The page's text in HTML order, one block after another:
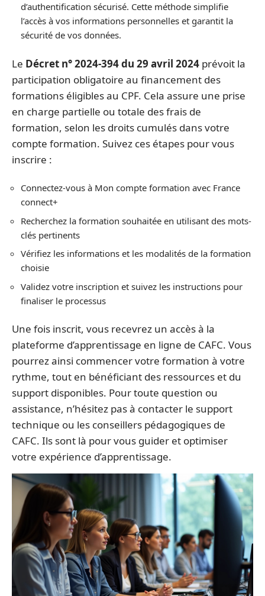
d’authentification sécurisé. Cette méthode simplifie
l’accès à vos informations personnelles et garantit la
sécurité de vos données.
Le Décret n° 2024-394 du 29 avril 2024 prévoit la
participation obligatoire au financement des
formations éligibles au CPF. Cela assure une prise
en charge partielle ou totale des frais de
formation, selon les droits cumulés dans votre
compte formation. Suivez ces étapes pour vous
inscrire :
Connectez-vous à Mon compte formation avec France
connect+
Recherchez la formation souhaitée en utilisant des mots-
clés pertinents
Vérifiez les informations et les modalités de la formation
choisie
Validez votre inscription et suivez les instructions pour
finaliser le processus
Une fois inscrit, vous recevrez un accès à la
plateforme d’apprentissage en ligne de CAFC. Vous
pourrez ainsi commencer votre formation à votre
rythme, tout en bénéficiant des ressources et du
support disponibles. Pour toute question ou
assistance, n’hésitez pas à contacter le support
technique ou les conseillers pédagogiques de
CAFC. Ils sont là pour vous guider et optimiser
votre expérience d’apprentissage.